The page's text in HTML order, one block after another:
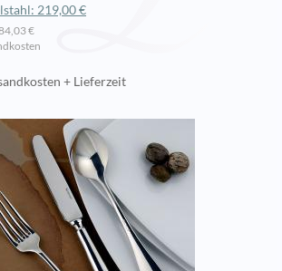
219,00 €
€
+ Lieferzeit